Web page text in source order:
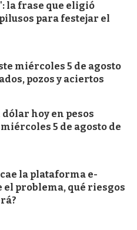
la frase que eligió
para festejar el
miércoles 5 de agosto
pozos y aciertos
hoy en pesos
5 de agosto de
la plataforma e-
el problema, qué riesgos